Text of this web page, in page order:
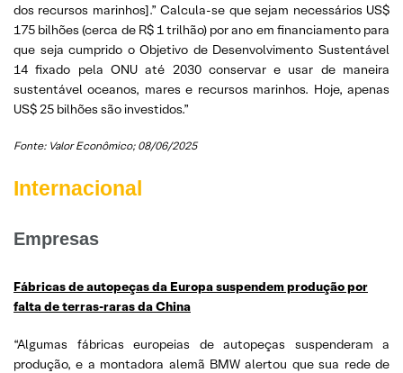
dos recursos marinhos].” Calcula-se que sejam necessários US$
175 bilhões (cerca de R$ 1 trilhão) por ano em financiamento para
que seja cumprido o Objetivo de Desenvolvimento Sustentável
14 fixado pela ONU até 2030 conservar e usar de maneira
sustentável oceanos, mares e recursos marinhos. Hoje, apenas
US$ 25 bilhões são investidos.”
Fonte: Valor Econômico; 08/06/2025
Internacional
Empresas
Fábricas de autopeças da Europa suspendem produção por
falta de terras-raras da China
“Algumas fábricas europeias de autopeças suspenderam a
produção, e a montadora alemã BMW alertou que sua rede de